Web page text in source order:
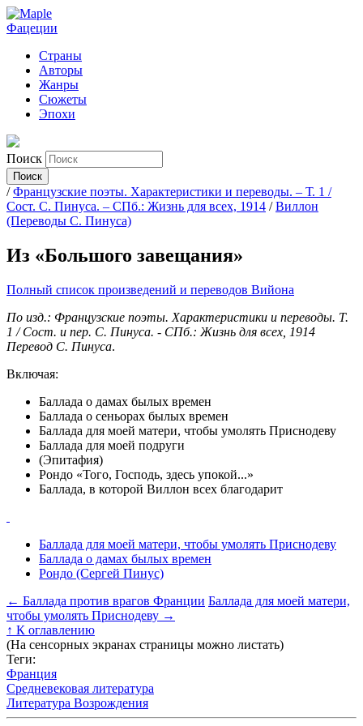
Фацеции
Страны
Авторы
Жанры
Сюжеты
Эпохи
Поиск
/ Французские поэты. Характеристики и переводы. – Т. 1 /
Сост. С. Пинуса. – СПб.: Жизнь для всех, 1914 / Виллон
(Переводы С. Пинуса)
Из «Большого завещания»
Полный список произведений и переводов Вийона
По изд.: Французские поэты. Характеристики и переводы. Т.
1 / Сост. и пер. С. Пинуса. - СПб.: Жизнь для всех, 1914
Перевод С. Пинуса.
Включая:
Баллада о дамах былых времен
Баллада о сеньорах былых времен
Баллада для моей матери, чтобы умолять Приснодеву
Баллада для моей подруги
(Эпитафия)
Рондо «Того, Господь, здесь упокой...»
Баллада, в которой Виллон всех благодарит
Баллада для моей матери, чтобы умолять Приснодеву
Баллада о дамах былых времен
Рондо (Сергей Пинус)
← Баллада против врагов Франции Баллада для моей матери,
чтобы умолять Приснодеву →
↑ К оглавлению
(На сенсорных экранах страницы можно листать)
Теги:
Франция
Средневековая литература
Литература Возрождения